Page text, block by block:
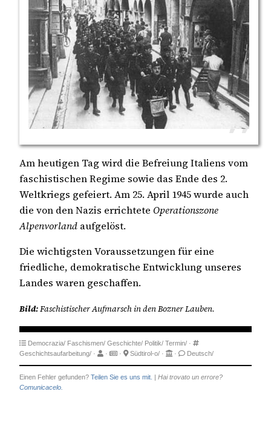
Am heutigen Tag wird die Befreiung Italiens vom
faschistischen Regime sowie das Ende des 2.
Weltkriegs gefeiert. Am 25. April 1945 wurde auch
die von den Nazis errichtete Operationszone
Alpenvorland aufgelöst.
Die wichtigsten Voraussetzungen für eine
friedliche, demokratische Entwicklung unseres
Landes waren geschaffen.
Bild:Faschistischer Aufmarsch in den Bozner Lauben.
Democrazia/ Faschismen/ Geschichte/ Politik/ Termin/ ·
Geschichtsaufarbeitung/ · · · Südtirol-o/ · · Deutsch/
Einen Fehler gefunden? Teilen Sie es uns mit. | Hai trovato un errore?
Comunicacelo.